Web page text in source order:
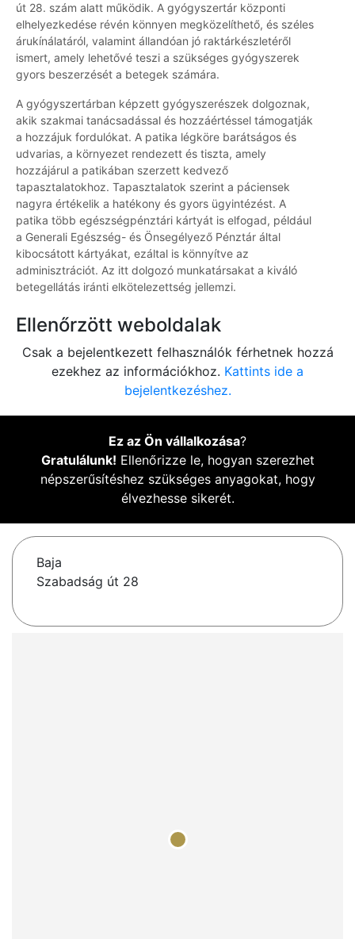
út 28. szám alatt működik. A gyógyszertár központi
elhelyezkedése révén könnyen megközelíthető, és széles
árukínálatáról, valamint állandóan jó raktárkészletéről
ismert, amely lehetővé teszi a szükséges gyógyszerek
gyors beszerzését a betegek számára.
A gyógyszertárban képzett gyógyszerészek dolgoznak,
akik szakmai tanácsadással és hozzáértéssel támogatják
a hozzájuk fordulókat. A patika légköre barátságos és
udvarias, a környezet rendezett és tiszta, amely
hozzájárul a patikában szerzett kedvező
tapasztalatokhoz. Tapasztalatok szerint a páciensek
nagyra értékelik a hatékony és gyors ügyintézést. A
patika több egészségpénztári kártyát is elfogad, például
a Generali Egészség- és Önsegélyező Pénztár által
kibocsátott kártyákat, ezáltal is könnyítve az
adminisztrációt. Az itt dolgozó munkatársakat a kiváló
betegellátás iránti elkötelezettség jellemzi.
Ellenőrzött weboldalak
Csak a bejelentkezett felhasználók férhetnek hozzá
ezekhez az információkhoz. Kattints ide a
bejelentkezéshez.
Ez az Ön vállalkozása?
Gratulálunk! Ellenőrizze le, hogyan szerezhet
népszerűsítéshez szükséges anyagokat, hogy
élvezhesse sikerét.
Baja
Szabadság út 28